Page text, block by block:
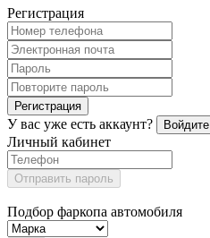
Регистрация
Регистрация
У вас уже есть аккаунт? Войдите
Личный кабинет
Отправить пароль
Подбор фаркопа автомобиля